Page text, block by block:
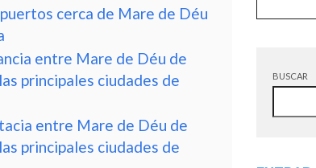
cerca de Mare de Déu
entre Mare de Déu de
principales ciudades de
entre Mare de Déu de
principales ciudades de
BUSCAR